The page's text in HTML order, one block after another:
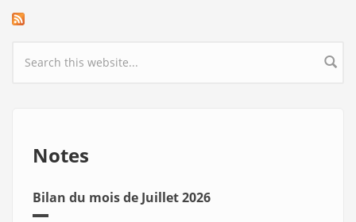
Search form
Notes
Bilan du mois de Juillet 2026